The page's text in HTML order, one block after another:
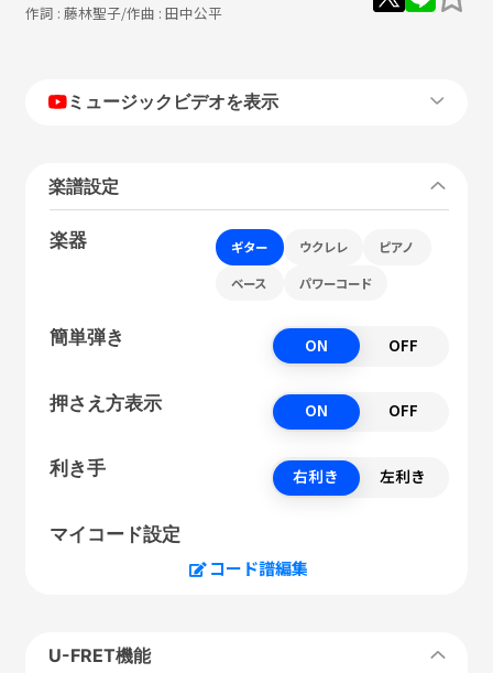
作詞 : 藤林聖子/作曲 : 田中公平
ミュージックビデオを表示
楽譜設定
楽器 ギター ウクレレ ピアノ
ベース パワーコード
簡単弾き ON OFF
押さえ方表示 ON OFF
利き手 右利き 左利き
マイコード設定
コード譜編集
U-FRET機能